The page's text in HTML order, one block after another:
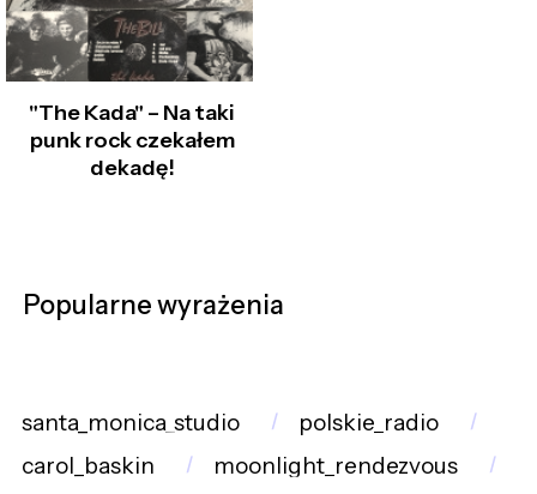
"The Kada" – Na taki
punk rock czekałem
dekadę!
Popularne wyrażenia
santa_monica_studio
polskie_radio
carol_baskin
moonlight_rendezvous